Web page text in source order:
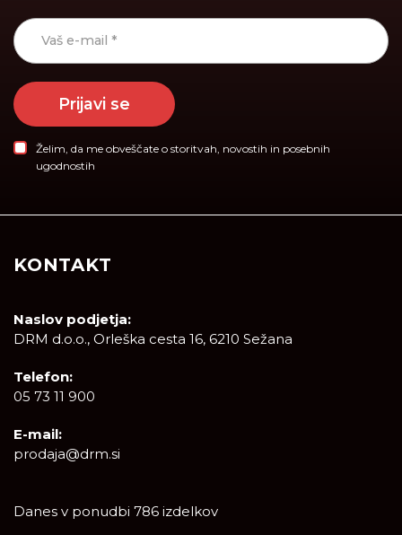
Prijavi se
Želim, da me obveščate o storitvah, novostih in posebnih
ugodnostih
KONTAKT
Naslov podjetja:
DRM d.o.o., Orleška cesta 16, 6210 Sežana
Telefon:
05 73 11 900
E-mail:
prodaja@drm.si
Danes v ponudbi 786 izdelkov